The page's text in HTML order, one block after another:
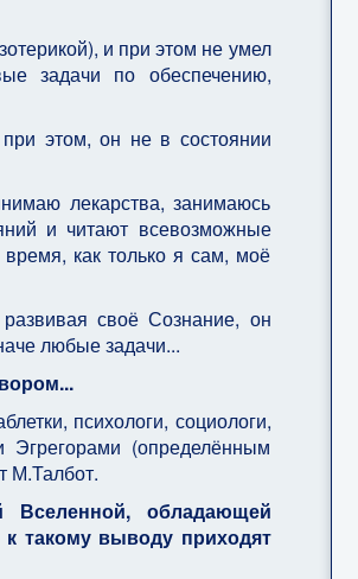
и при этом не умел
задачи по обеспечению,
при этом, он не в состоянии
лекарства, занимаюсь
и читают всевозможные
как только я сам, моё
своё Сознание, он
любые задачи...
психологи, социологи,
(определённым
М.Талбот.
Вселенной, обладающей
такому выводу приходят